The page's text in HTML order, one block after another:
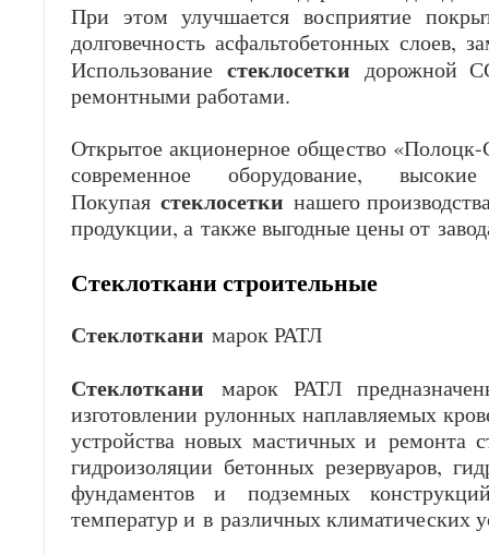
При этом улучшается восприятие
долговечность асфальтобетонных слоев,
Использованиестеклосеткидорожной
ремонтными работами.
Открытое акционерное общество
современное оборудование,
Покупая стеклосетки нашего
продукции, а также выгодные цены от
Стеклоткани строительные
Стеклоткани марок РАТЛ
Стеклоткани марок РАТЛ
изготовлении рулонных наплавляемых
устройства новых мастичных и ремонта
гидроизоляции бетонных резервуаров,
фундаментов и подземных
температур и в различных климатических